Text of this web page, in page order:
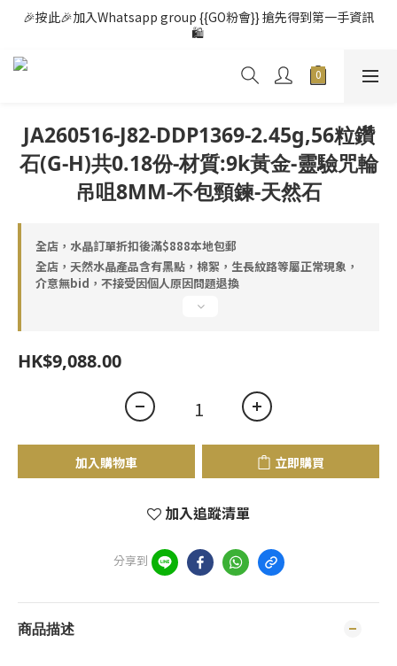
🎉按此🎉加入Whatsapp group {{GO粉會}} 搶先得到第一手資訊
🛍️
JA260516-J82-DDP1369-2.45g,56粒鑽
石(G-H)共0.18份-材質:9k黃金-靈驗咒輪
吊咀8MM-不包頸鍊-天然石
全店，水晶訂單折扣後滿$888本地包郵
全店，天然水晶產品含有黑點，棉絮，生長紋路等屬正常現象，
介意無bid，不接受因個人原因問題退換
HK$9,088.00
加入購物車 立即購買
加入追蹤清單
分享到
商品描述